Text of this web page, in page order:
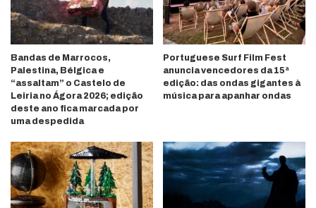
Bandas de Marrocos,
Palestina, Bélgica e
“assaltam” o Castelo de
Leiria no Ágora 2026; edição
deste ano fica marcada por
uma despedida
Portuguese Surf Film Fest
anuncia vencedores da 15ª
edição: das ondas gigantes à
música para apanhar ondas